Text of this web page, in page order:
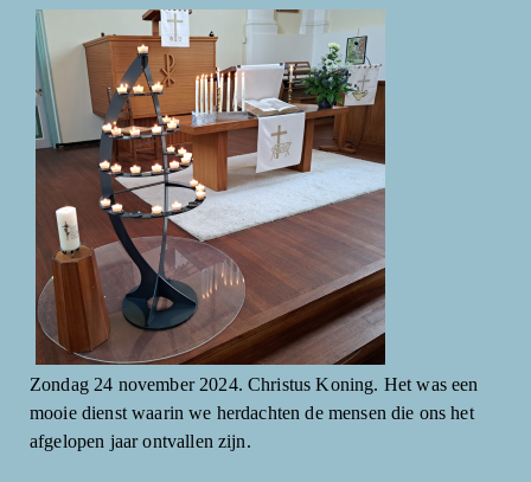
Zondag 24 november 2024. Christus Koning. Het was een
mooie dienst waarin we herdachten de mensen die ons het
afgelopen jaar ontvallen zijn.